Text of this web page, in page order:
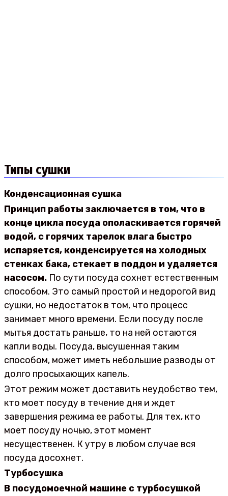
Типы сушки
Конденсационная сушка
Принцип работы заключается в том, что в
конце цикла посуда ополаскивается горячей
водой, с горячих тарелок влага быстро
испаряется, конденсируется на холодных
стенках бака, стекает в поддон и удаляется
насосом. По сути посуда сохнет естественным
способом. Это самый простой и недорогой вид
сушки, но недостаток в том, что процесс
занимает много времени. Если посуду после
мытья достать раньше, то на ней остаются
капли воды. Посуда, высушенная таким
способом, может иметь небольшие разводы от
долго просыхающих капель.
Этот режим может доставить неудобство тем,
кто моет посуду в течение дня и ждет
завершения режима ее работы. Для тех, кто
моет посуду ночью, этот момент
несущественен. К утру в любом случае вся
посуда досохнет.
Турбосушка
В посудомоечной машине с турбосушкой